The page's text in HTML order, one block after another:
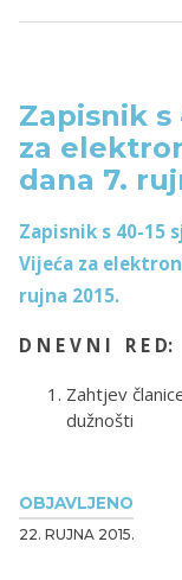
OBJAVLJENO
22. RUJNA 2015.
Zapisnik s
za
dana 7.
Zapisnik s 40-15
Vijeća za
rujna 2015.
D N E V N I R E D:
Zahtjev
dužnošti